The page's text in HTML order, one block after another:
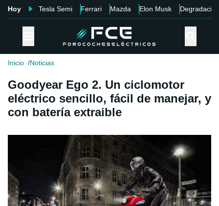
Hoy Tesla Semi Ferrari Mazda Elon Musk Degradación
Inicio Noticias
Goodyear Ego 2. Un ciclomotor
eléctrico sencillo, fácil de manejar, y
con batería extraible